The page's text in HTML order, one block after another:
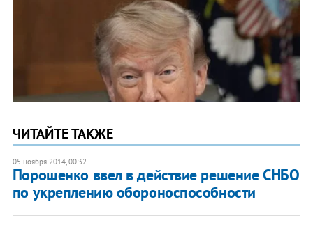
ЧИТАЙТЕ ТАКЖЕ
05 ноября 2014, 00:32
Порошенко ввел в действие решение СНБО
по укреплению обороноспособности